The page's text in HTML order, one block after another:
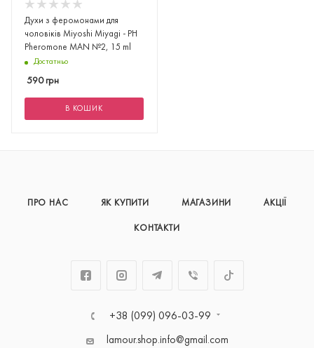
Духи з феромонами для
чоловіків Miyoshi Miyagi - PH
Pheromone MAN №2, 15 ml
Достатньо
590грн
В КОШИК
ПРО НАС ЯК КУПИТИ МАГАЗИНИ АКЦІЇ
КОНТАКТИ
+38 (099) 096-03-99
lamour.shop.info@gmail.com